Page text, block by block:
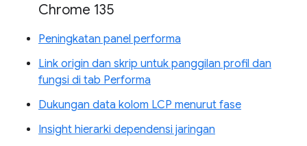
Chrome 135
Peningkatan panel performa
Link origin dan skrip untuk panggilan profil dan
fungsi di tab Performa
Dukungan data kolom LCP menurut fase
Insight hierarki dependensi jaringan